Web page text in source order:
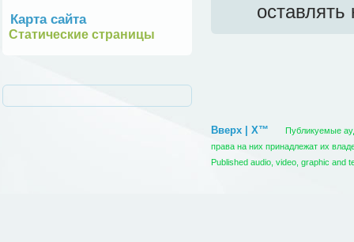
Карта сайта
Статические страницы
Вверх | X™
Публикуемые
права на них принадлежат их
Published audio, video, graphic